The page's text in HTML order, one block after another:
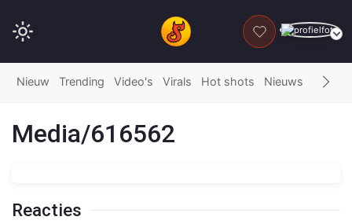
DONEER
Nieuw Trending Video's Virals Hot shots Nieuws Fails
Media/616562
Reacties